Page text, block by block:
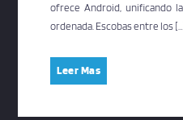
ofrece Android, unificando
ordenada. Escobas entre los
Leer Mas